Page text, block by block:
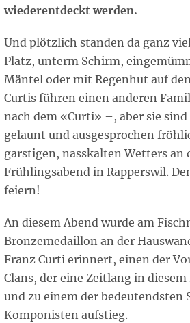
wiederentdeckt werden.
Und plötzlich standen da ganz
Platz, unterm Schirm,
Mäntel oder mit Regenhut auf
Curtis führen einen anderen
nach dem «Curti» –, aber sie
gelaunt und ausgesprochen
garstigen, nasskalten Wetters an
Frühlingsabend in Rapperswil.
feiern!
An diesem Abend wurde am
Bronzemedaillon an der
Franz Curti erinnert, einen der
Clans, der eine Zeitlang in
und zu einem der bedeutendsten
Komponisten aufstieg.